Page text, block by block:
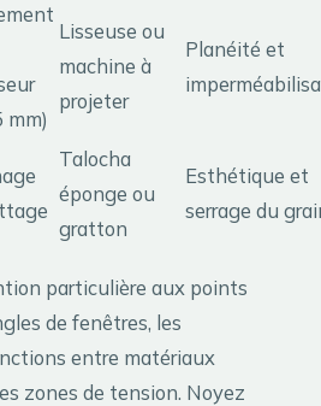
mm)
Lisseuse ou
machine à
projeter
Planéité et
Talocha
éponge ou
gratton
Esthétique et
serrage du
particulière aux points
de fenêtres, les
entre matériaux
zones de tension. Noyez